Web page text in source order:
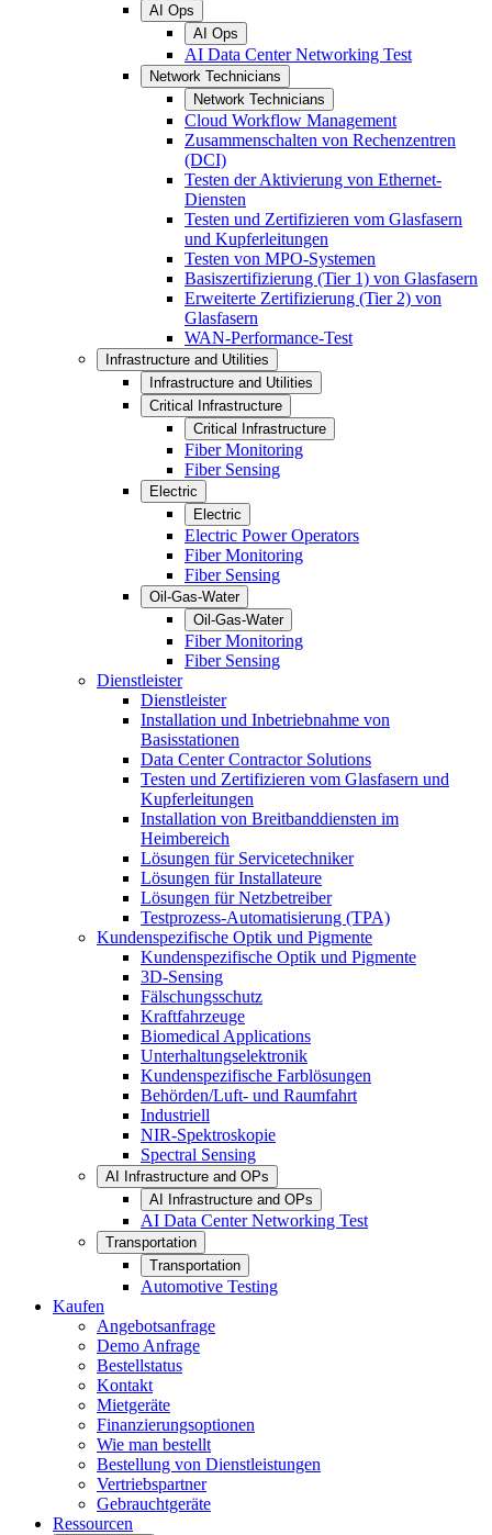
AI Ops
AI Ops
AI Data Center Networking Test
Network Technicians
Network Technicians
Cloud Workflow Management
Zusammenschalten von Rechenzentren
(DCI)
Testen der Aktivierung von Ethernet-
Diensten
Testen und Zertifizieren vom Glasfasern
und Kupferleitungen
Testen von MPO-Systemen
Basiszertifizierung (Tier 1) von Glasfasern
Erweiterte Zertifizierung (Tier 2) von
Glasfasern
WAN-Performance-Test
Infrastructure and Utilities
Infrastructure and Utilities
Critical Infrastructure
Critical Infrastructure
Fiber Monitoring
Fiber Sensing
Electric
Electric
Electric Power Operators
Fiber Monitoring
Fiber Sensing
Oil-Gas-Water
Oil-Gas-Water
Fiber Monitoring
Fiber Sensing
Dienstleister
Dienstleister
Installation und Inbetriebnahme von
Basisstationen
Data Center Contractor Solutions
Testen und Zertifizieren vom Glasfasern und
Kupferleitungen
Installation von Breitbanddiensten im
Heimbereich
Lösungen für Servicetechniker
Lösungen für Installateure
Lösungen für Netzbetreiber
Testprozess-Automatisierung (TPA)
Kundenspezifische Optik und Pigmente
Kundenspezifische Optik und Pigmente
3D-Sensing
Fälschungsschutz
Kraftfahrzeuge
Biomedical Applications
Unterhaltungselektronik
Kundenspezifische Farblösungen
Behörden/Luft- und Raumfahrt
Industriell
NIR-Spektroskopie
Spectral Sensing
AI Infrastructure and OPs
AI Infrastructure and OPs
AI Data Center Networking Test
Transportation
Transportation
Automotive Testing
Kaufen
Angebotsanfrage
Demo Anfrage
Bestellstatus
Kontakt
Mietgeräte
Finanzierungsoptionen
Wie man bestellt
Bestellung von Dienstleistungen
Vertriebspartner
Gebrauchtgeräte
Ressourcen